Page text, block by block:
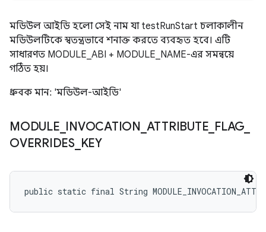
মডিউল আইডি হলো সেই নাম যা testRunStart চলাকালীন
মডিউলটিকে স্বতন্ত্রভাবে শনাক্ত করতে ব্যবহৃত হবে। এটি
সাধারণত MODULE_ABI + MODULE_NAME-এর সমন্বয়ে
গঠিত হয়।
ধ্রুবক মান: 'মডিউল-আইডি'
MODULE INVOCATION ATTRIBUTE FLAG
OVERRIDES_ KEY
public static final String